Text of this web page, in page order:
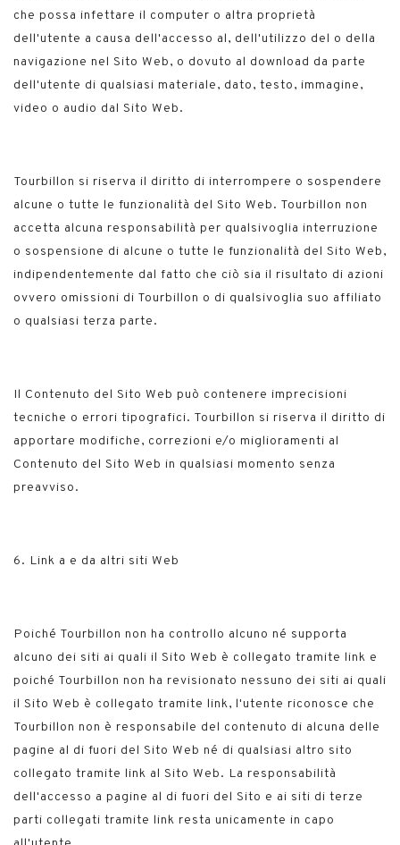
che possa infettare il computer o altra proprietà
dell'utente a causa dell'accesso al, dell'utilizzo del o della
navigazione nel Sito Web, o dovuto al download da parte
dell'utente di qualsiasi materiale, dato, testo, immagine,
video o audio dal Sito Web.
Tourbillon si riserva il diritto di interrompere o sospendere
alcune o tutte le funzionalità del Sito Web. Tourbillon non
accetta alcuna responsabilità per qualsivoglia interruzione
o sospensione di alcune o tutte le funzionalità del Sito Web,
indipendentemente dal fatto che ciò sia il risultato di azioni
ovvero omissioni di Tourbillon o di qualsivoglia suo affiliato
o qualsiasi terza parte.
Il Contenuto del Sito Web può contenere imprecisioni
tecniche o errori tipografici. Tourbillon si riserva il diritto di
apportare modifiche, correzioni e/o miglioramenti al
Contenuto del Sito Web in qualsiasi momento senza
preavviso.
6. Link a e da altri siti Web
Poiché Tourbillon non ha controllo alcuno né supporta
alcuno dei siti ai quali il Sito Web è collegato tramite link e
poiché Tourbillon non ha revisionato nessuno dei siti ai quali
il Sito Web è collegato tramite link, l'utente riconosce che
Tourbillon non è responsabile del contenuto di alcuna delle
pagine al di fuori del Sito Web né di qualsiasi altro sito
collegato tramite link al Sito Web. La responsabilità
dell'accesso a pagine al di fuori del Sito e ai siti di terze
parti collegati tramite link resta unicamente in capo